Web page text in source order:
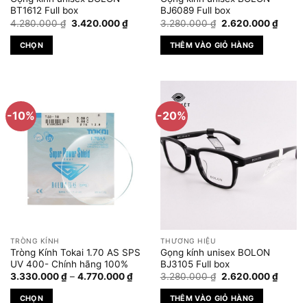
trên
trang
sản
phẩm
trên
trang
sản
phẩm
BT1612 Full box
4.280.000₫ Giá
3.420.000₫Giá
hiện
3.420.000 ₫.
CHỌN
có
nhiều
biến
chọn
trên
trang
sản
BJ6089 Full box
3.280.000₫ Giá
là:
3.280.000 ₫.
2.620.000₫Giá
hiện
THÊM VÀO GIỎ HÀNG
-10%
TRÒNG KÍNH
Tròng Kính Tokai 1.70 AS SPS
UV 400- Chính hãng 100%
3.330.000₫ – 4.770.000₫Khoảng
giá:
CHỌN
-20%
THƯƠNG HIỆU
Gọng kính unisex BOLON
BJ3105 Full box
3.280.000₫ Giá
là:
2.620.000₫Giá
hiện
THÊM VÀO GIỎ HÀNG